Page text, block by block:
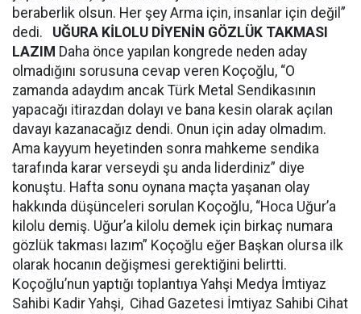
beraberlik olsun. Her şey Arma için, insanlar için değil”
dedi. UĞURA KİLOLU DİYENİN GÖZLÜK TAKMASI
LAZIM Daha önce yapılan kongrede neden aday
olmadığını sorusuna cevap veren Koçoğlu, “O
zamanda adaydım ancak Türk Metal Sendikasının
yapacağı itirazdan dolayı ve bana kesin olarak açılan
davayı kazanacağız dendi. Onun için aday olmadım.
Ama kayyum heyetinden sonra mahkeme sendika
tarafında karar verseydi şu anda liderdiniz” diye
konuştu. Hafta sonu oynana maçta yaşanan olay
hakkında düşünceleri sorulan Koçoğlu, “Hoca Uğur’a
kilolu demiş. Uğur’a kilolu demek için birkaç numara
gözlük takması lazım” Koçoğlu eğer Başkan olursa ilk
olarak hocanın değişmesi gerektiğini belirtti.
Koçoğlu’nun yaptığı toplantıya Yahşi Medya İmtiyaz
Sahibi Kadir Yahşi, Cihad Gazetesi İmtiyaz Sahibi Cihat